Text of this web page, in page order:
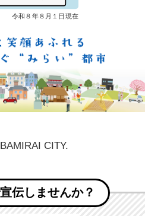
CITY.
伝しませんか？